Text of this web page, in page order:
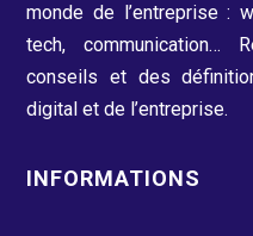
monde de l’entreprise :
tech, communication…
conseils et des
digital et de l’entreprise.
INFORMATIONS